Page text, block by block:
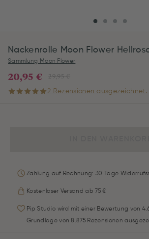
Nackenrolle Moon Flower
Sammlung Moon Flower
29,95 €
20,95 €
2 Rezensionen ausgezeichnet.
Zahlung auf Rechnung: 30 Tage
Kostenloser Versand ab 75 €
Pip Studio wird mit einer Bewertung von
Grundlage von 8.875 Rezensionen